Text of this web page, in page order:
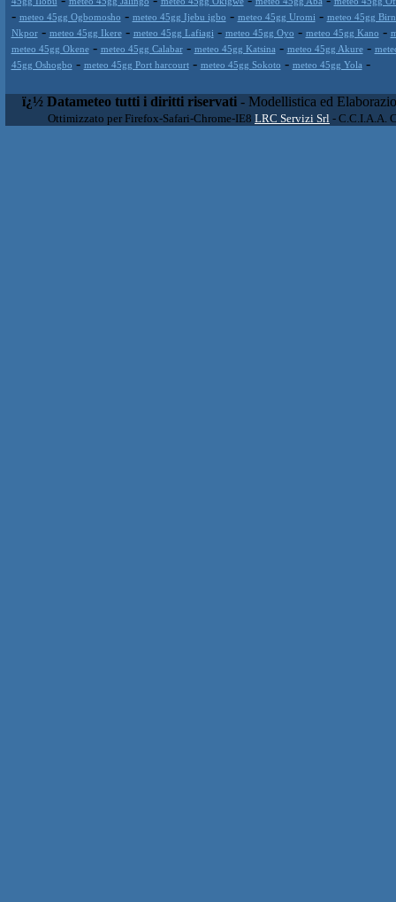
- meteo 45gg Ogbomosho - meteo 45gg Ijebu igbo - meteo 45gg Uromi - meteo 45gg
Nkpor- meteo 45gg Ikere- meteo 45gg Lafiagi - meteo 45gg Oyo - meteo 45gg Kano -
meteo 45gg Okene- meteo 45gg Calabar- meteo 45gg Katsina - meteo 45gg Akure-
45gg Oshogbo - meteo 45gg Port harcourt- meteo 45gg Sokoto - meteo 45gg Yola -
ï¿½ Datameteo tutti i diritti riservati - Modellistica ed
Ottimizzato per Firefox-Safari-Chrome-IE8 LRC Servizi Srl - C.C.I.A.A.